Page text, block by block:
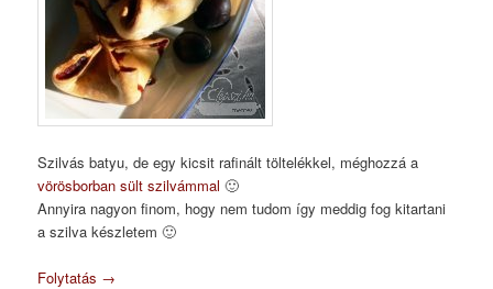
Szilvás batyu, de egy kicsit rafinált töltelékkel, méghozzá a
vörösborban sült szilvámmal 🙂
Annyira nagyon finom, hogy nem tudom így meddig fog kitartani
a szilva készletem 🙂
Folytatás →